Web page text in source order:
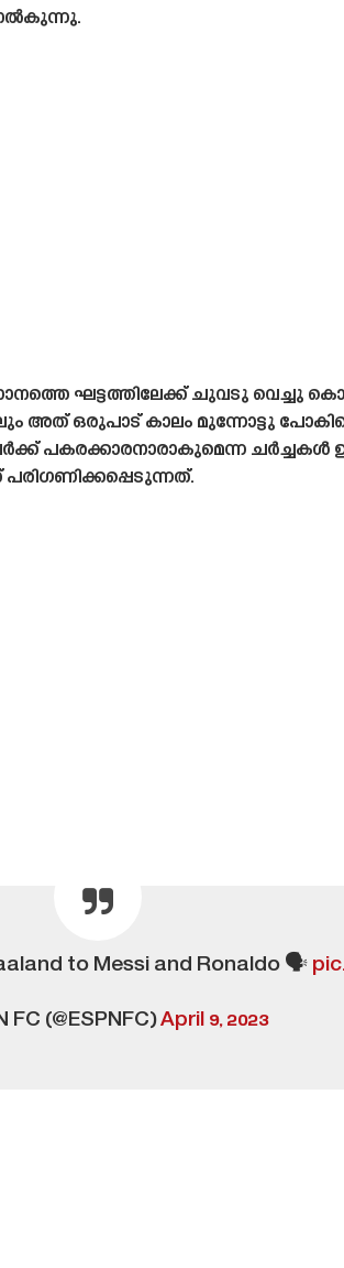
നൽകുന്നു.
ഘട്ടത്തിലേക്ക് ചുവടു വെച്ചു
അത് ഒരുപാട് കാലം മുന്നോട്ടു
പകരക്കാരനാരാകുമെന്ന
to Messi and Ronaldo 🗣
FC (@ESPNFC)April 9, 2023